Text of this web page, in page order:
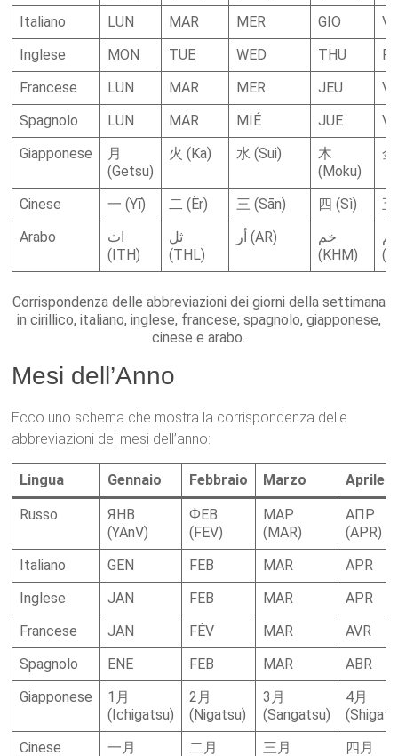
Italiano
LUN MAR MER GIO
Inglese
MON TUE WED THU
Francese
LUN MAR MER JEU
Spagnolo
LUN MAR MIÉ JUE
Giapponese
月
(Getsu)
火 (Ka) 水 (Sui)
木
(Moku)
Cinese 一 (Yī) 二 (Èr) 三 (Sān) 四 (Sì)
Arabo
اث
(ITH)
ثل
(THL)
أر (AR)
خم
(KHM)
Corrispondenza delle abbreviazioni dei giorni della settimana
in cirillico, italiano, inglese, francese, spagnolo, giapponese,
cinese e arabo.
Mesi dell’Anno
Ecco uno schema che mostra la corrispondenza delle
abbreviazioni dei mesi dell’anno:
Lingua Gennaio Febbraio Marzo Aprile
Russo
ЯНВ
(YAnV)
ФЕВ
(FEV)
МАР
(MAR)
АПР
(APR)
Italiano
GEN FEB MAR
APR
Inglese
JAN FEB MAR
APR
Francese
JAN FÉV MAR
AVR
Spagnolo
ENE FEB MAR
ABR
Giapponese
1月
(Ichigatsu)
2月
(Nigatsu)
3月
(Sangatsu)
4月
Cinese
一月 二月 三月 四月